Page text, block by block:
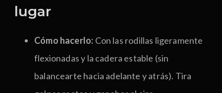
lugar
Cómo hacerlo: Con las rodillas ligeramente
flexionadas y la cadera estable (sin
balancearte hacia adelante y atrás). Tira